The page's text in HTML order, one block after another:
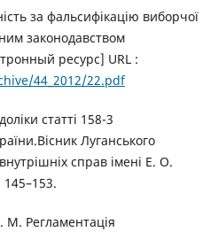
за фальсифікацію виборчої
законодавством
ресурс] URL :
44_2012/22.pdf
статті 158-3
Луганського
справ імені Е. О.
Регламентація